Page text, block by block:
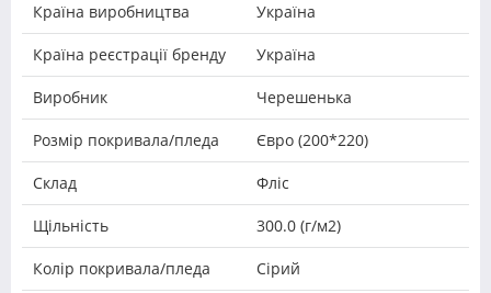
Країна виробництва Україна
Країна реєстрації бренду Україна
Виробник Черешенька
Розмір покривала/пледа Євро (200*220)
Склад Фліс
Щільність 300.0 (г/м2)
Колір покривала/пледа Сірий